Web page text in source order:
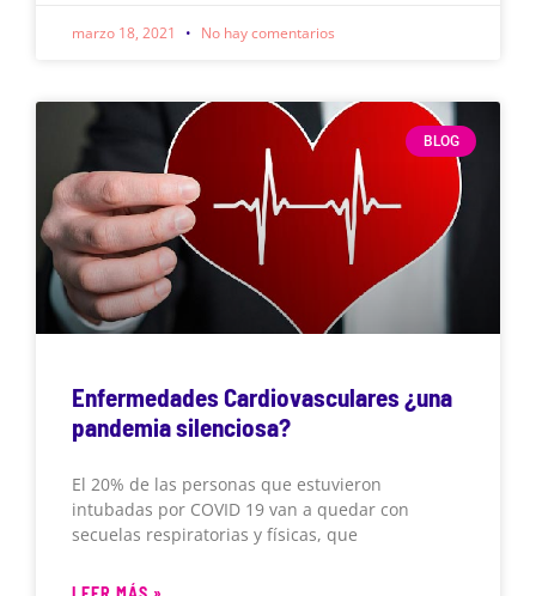
marzo 18, 2021 No hay comentarios
BLOG
Enfermedades Cardiovasculares ¿una
pandemia silenciosa?
El 20% de las personas que estuvieron
intubadas por COVID 19 van a quedar con
secuelas respiratorias y físicas, que